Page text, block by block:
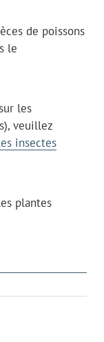
de poissons
le
les
veuillez
insectes
plantes